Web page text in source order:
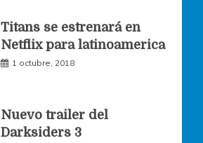
g
m
r
Titans se estrenará en
Netflix para latinoamerica
1 octubre, 2018
Nuevo trailer del
Darksiders 3